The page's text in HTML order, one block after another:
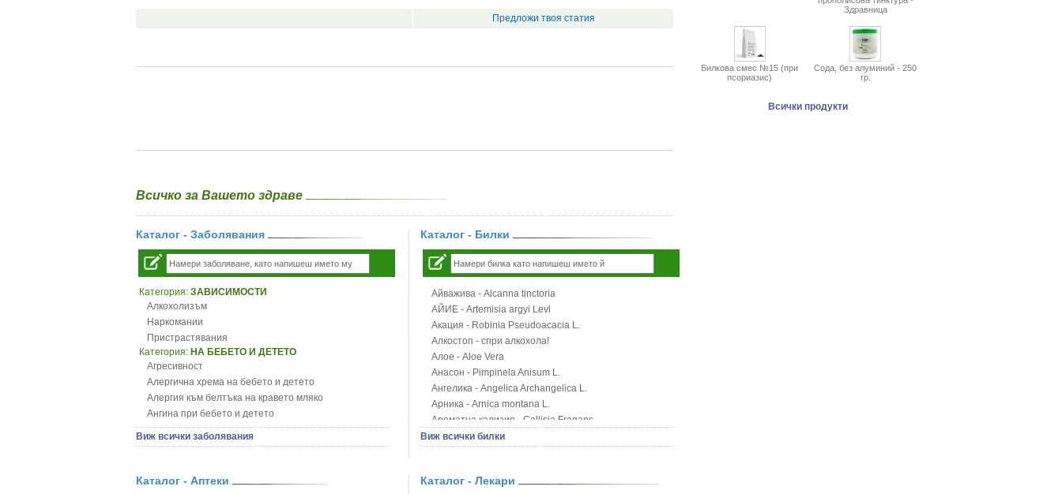
Предложи твоя статия
Всичко за Вашето здраве
Каталог - Заболявания
Категория: ЗАВИСИМОСТИ
Алкохолизъм
Наркомании
Пристрастявания
Категория: НА БЕБЕТО И ДЕТЕТО
Агресивност
Алергична хрема на бебето и детето
Алергия към белтъка на кравето мляко
Ангина при бебето и детето
Анемия при бебето и детето
Апетит - пълни деца
Безапетитие при бебето и детето
Виж всички заболявания
Каталог - Билки
Айважива - Alcanna tinctoria
АЙИЕ - Artemisia argyi Levl
Акация - Robinia Pseudoacacia L.
Алкостоп - спри алкохола!
Алое - Aloe Vera
Анасон - Pimpinela Anisum L.
Ангелика - Angelica Archangelica L.
Арника - Arnica montana L.
Ароматна кализия - Callisia Fragans
Арония - Sorbus melanocorpa
Блатен аир - Acorus calamus L.
Виж всички билки
Каталог - Аптеки Каталог - Лекари
Здравница
Билкова смес №15 (при
псориазис)
Сода, без алуминий - 250
гр.
Всички продукти